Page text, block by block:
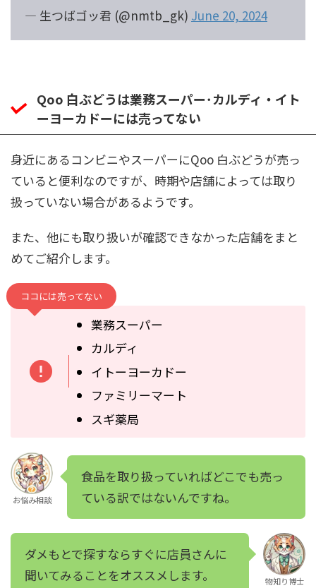
— 生つばゴッ君 (@nmtb_gk) June 20, 2024
Qoo 白ぶどうは業務スーパー･カルディ・イト
ーヨーカドーには売ってない
身近にあるコンビニやスーパーにQoo 白ぶどうが売っ
ていると便利なのですが、時期や店舗によっては取り
扱っていない場合があるようです。
また、他にも取り扱いが確認できなかった店舗をまと
めてご紹介します。
ココには売ってない
業務スーパー
カルディ
イトーヨーカドー
ファミリーマート
スギ薬局
お悩み相談
食品を取り扱っていればどこでも売っ
ている訳ではないんですね。
ダメもとで探すならすぐに店員さんに
聞いてみることをオススメします。
物知り博士